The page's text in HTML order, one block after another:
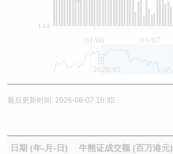
01/06 01/07
144
2026/05
最后更新时间: 2026-08-07 16:35
日期 (年-月-日) 牛熊证成交额 (百万港元)